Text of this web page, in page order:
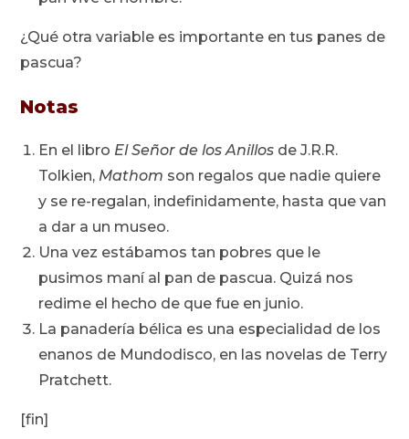
¿Qué otra variable es importante en tus panes de
pascua?
Notas
En el libro El Señor de los Anillos de J.R.R.
Tolkien, Mathom son regalos que nadie quiere
y se re-regalan, indefinidamente, hasta que van
a dar a un museo.
Una vez estábamos tan pobres que le
pusimos maní al pan de pascua. Quizá nos
redime el hecho de que fue en junio.
La panadería bélica es una especialidad de los
enanos de Mundodisco, en las novelas de Terry
Pratchett.
[fin]